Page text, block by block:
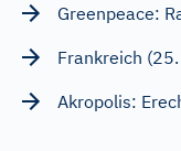
Greenpeace:
Frankreich
Akropolis: